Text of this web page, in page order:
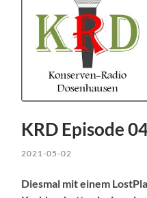
KRD Episode
2021-05-02
Diesmal mit einem